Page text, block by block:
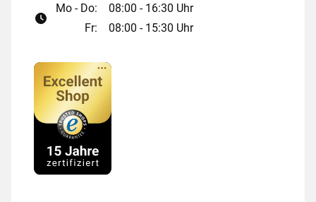
Mo - Do:
08:00 - 16:30 Uhr
Fr:
08:00 - 15:30 Uhr